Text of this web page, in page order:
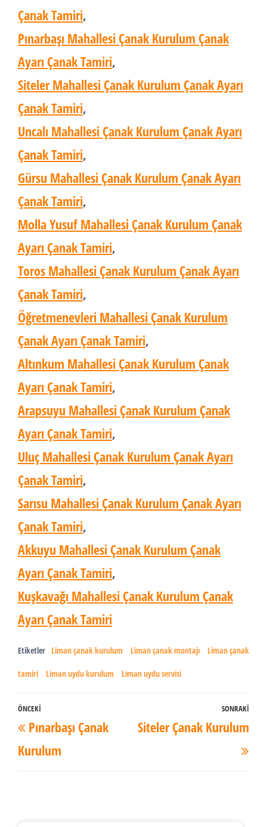
Çanak Tamiri,
Pınarbaşı Mahallesi Çanak Kurulum Çanak
Ayarı Çanak Tamiri,
Siteler Mahallesi Çanak Kurulum Çanak Ayarı
Çanak Tamiri,
Uncalı Mahallesi Çanak Kurulum Çanak Ayarı
Çanak Tamiri,
Gürsu Mahallesi Çanak Kurulum Çanak Ayarı
Çanak Tamiri,
Molla Yusuf Mahallesi Çanak Kurulum Çanak
Ayarı Çanak Tamiri,
Toros Mahallesi Çanak Kurulum Çanak Ayarı
Çanak Tamiri,
Öğretmenevleri Mahallesi Çanak Kurulum
Çanak Ayarı Çanak Tamiri,
Altınkum Mahallesi Çanak Kurulum Çanak
Ayarı Çanak Tamiri,
Arapsuyu Mahallesi Çanak Kurulum Çanak
Ayarı Çanak Tamiri,
Uluç Mahallesi Çanak Kurulum Çanak Ayarı
Çanak Tamiri,
Sarısu Mahallesi Çanak Kurulum Çanak Ayarı
Çanak Tamiri,
Akkuyu Mahallesi Çanak Kurulum Çanak
Ayarı Çanak Tamiri,
Kuşkavağı Mahallesi Çanak Kurulum Çanak
Ayarı Çanak Tamiri
Etiketler Liman çanak kurulum Liman çanak montajı Liman çanak
tamiri Liman uydu kurulum Liman uydu servisi
Yazı
dolaşımı
Önceki
Yazı
ÖNCEKI
Pınarbaşı Çanak
Kurulum
SONRAKI
Siteler Çanak Kurulum